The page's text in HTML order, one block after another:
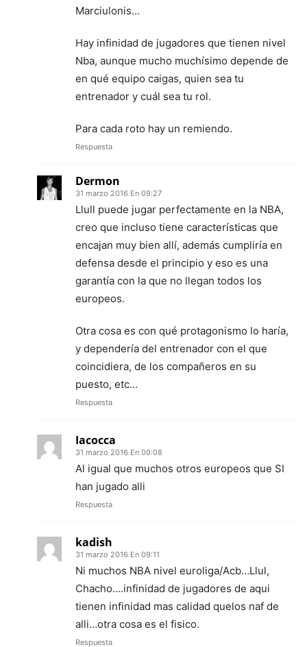
Marciulonis…
Hay infinidad de jugadores que tienen nivel
Nba, aunque mucho muchísimo depende de
en qué equipo caigas, quien sea tu
entrenador y cuál sea tu rol.
Para cada roto hay un remiendo.
Respuesta
Dermon
31 marzo 2016 En 09:27
Llull puede jugar perfectamente en la NBA,
creo que incluso tiene características que
encajan muy bien allí, además cumpliría en
defensa desde el principio y eso es una
garantía con la que no llegan todos los
europeos.
Otra cosa es con qué protagonismo lo haría,
y dependería del entrenador con el que
coincidiera, de los compañeros en su
puesto, etc…
Respuesta
Iacocca
31 marzo 2016 En 00:08
Al igual que muchos otros europeos que SI
han jugado alli
Respuesta
kadish
31 marzo 2016 En 09:11
Ni muchos NBA nivel euroliga/Acb…Llul,
Chacho….infinidad de jugadores de aqui
tienen infinidad mas calidad quelos naf de
alli…otra cosa es el fisico.
Respuesta